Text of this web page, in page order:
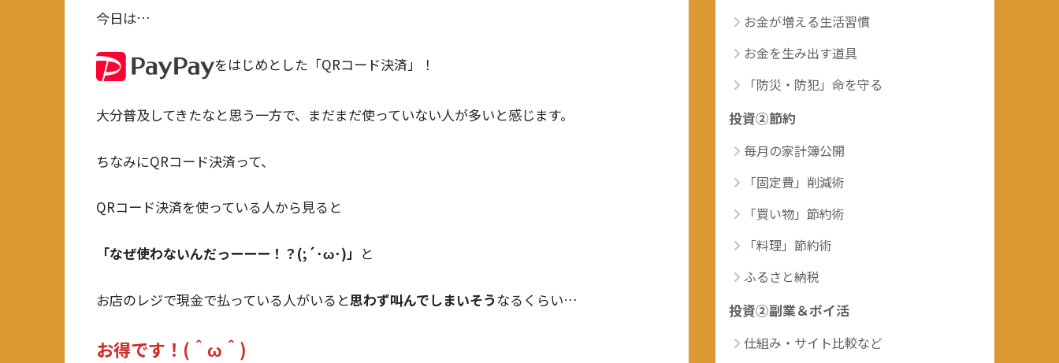
今日は…
をはじめとした「QRコード決済」！
大分普及してきたなと思う一方で、まだまだ使っていない人が多いと感じます。
ちなみにQRコード決済って、
QRコード決済を使っている人から見ると
「なぜ使わないんだっーーー！？(;´･ω･)」 と
お店のレジで現金で払っている人がいると思わず叫んでしまいそう なるくらい…
お得です！(＾ω＾)
お金が増える生活習慣
お金を生み出す道具
「防災・防犯」命を守る
投資②節約
毎月の家計簿公開
「固定費」削減術
「買い物」節約術
「料理」節約術
ふるさと納税
投資②副業＆ポイ活
仕組み・サイト比較など